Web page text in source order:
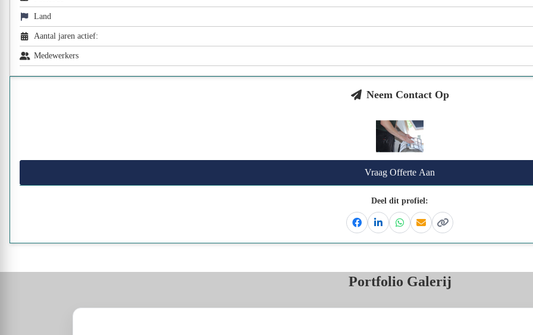
Land
Aantal jaren actief:
Medewerkers
Neem Contact Op
Vraag Offerte Aan
Deel dit profiel:
FacebookLinkedinWhatsapp
EmailKopieer link
Portfolio Galerij